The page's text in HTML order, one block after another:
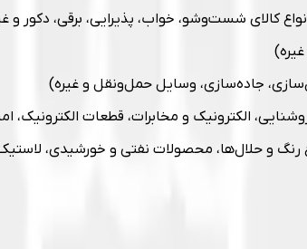
کالای شست‌وشو، خواب، پذیرایی، برقی، دکور و
جاده‌سازی، وسایل حمل‌ونقل و غیره)
الکترونیک و مخابرات، قطعات
رنگ و حلال‌ها، محصولات نفتی و خورشیدی،